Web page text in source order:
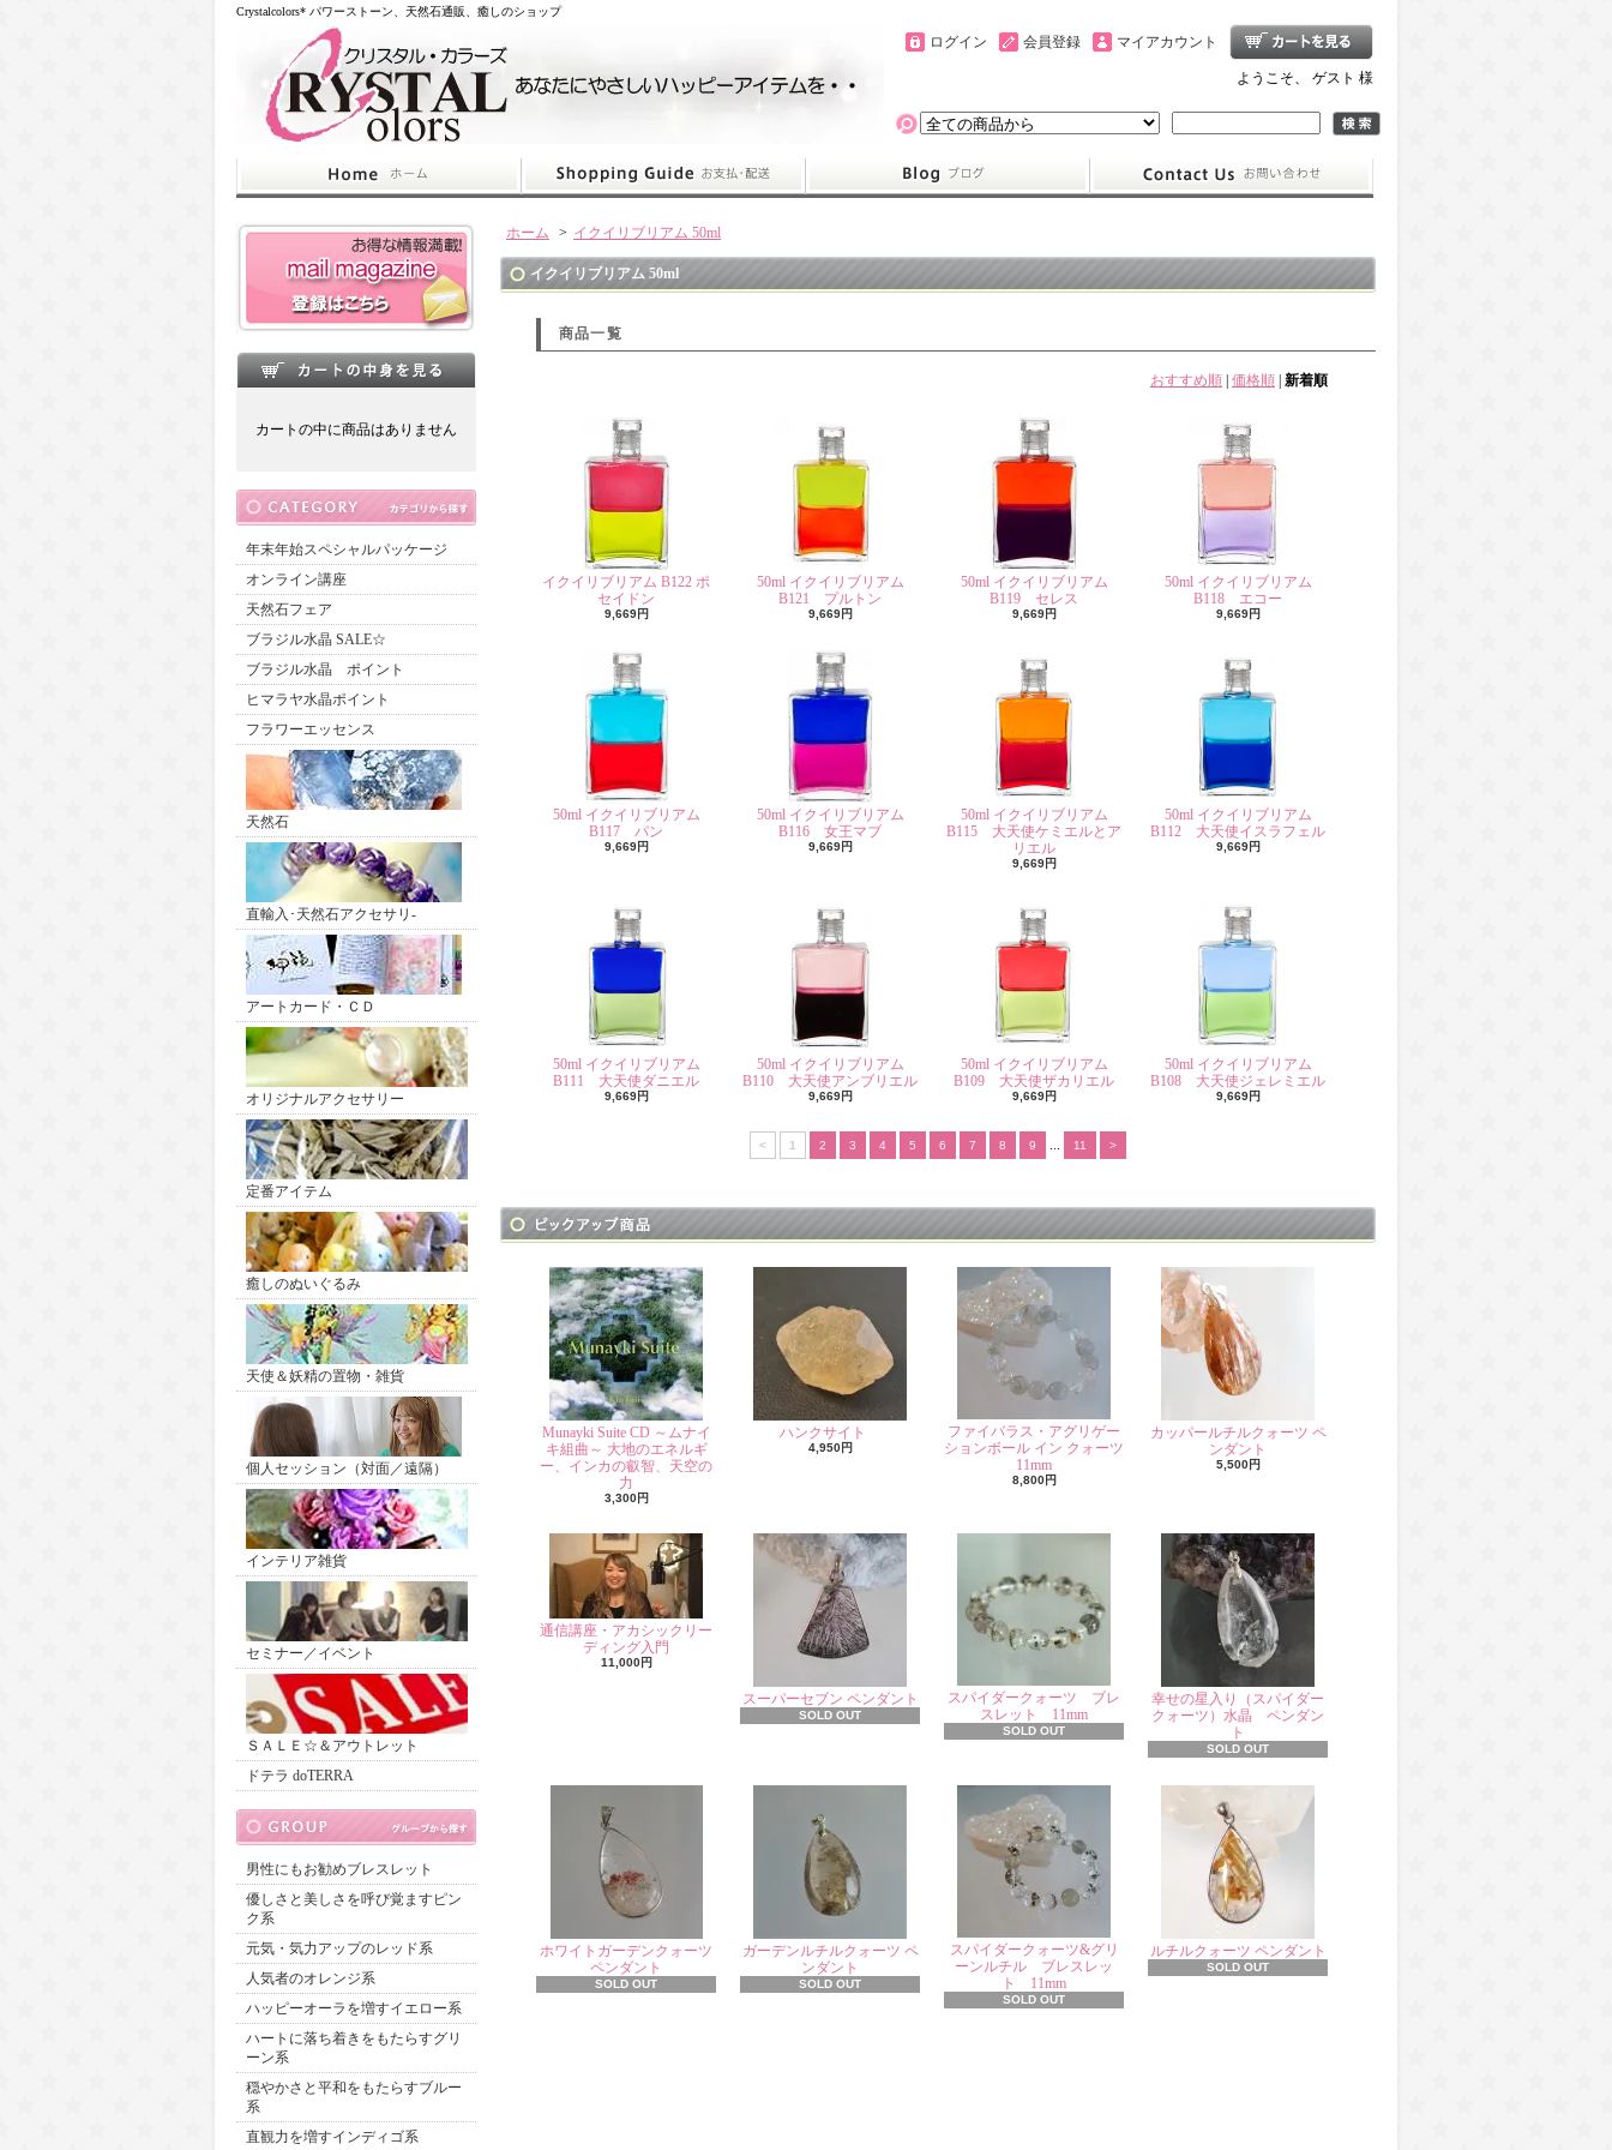
Crystalcolors* パワーストーン、天然石通販、癒しのショップ
マイアカウント
会員登録
ログイン
ようこそ、 ゲスト 様
カートの中に商品はありません
年末年始スペシャルパッケージ
オンライン講座
天然石フェア
ブラジル水晶 SALE☆
ブラジル水晶 ポイント
ヒマラヤ水晶ポイント
フラワーエッセンス
天然石
直輸入･天然石アクセサリ-
アートカード・ＣＤ
オリジナルアクセサリー
定番アイテム
癒しのぬいぐるみ
天使＆妖精の置物・雑貨
個人セッション（対面／遠隔）
インテリア雑貨
セミナー／イベント
ＳＡＬＥ☆＆アウトレット
ドテラ doTERRA
男性にもお勧めブレスレット
優しさと美しさを呼び覚ますピン
ク系
元気・気力アップのレッド系
人気者のオレンジ系
ハッピーオーラを増すイエロー系
ハートに落ち着きをもたらすグリ
ーン系
穏やかさと平和をもたらすブルー
系
直観力を増すインディゴ系
ホーム > イクイリブリアム 50ml
イクイリブリアム 50ml
商品一覧
おすすめ順 価格順 新着順
イクイリブリアム B122 ポ
セイドン
9,669円
50ml イクイリブリアム
B121 プルトン
9,669円
50ml イクイリブリアム
B119 セレス
9,669円
50ml イクイリブリアム
B118 エコー
9,669円
50ml イクイリブリアム
B117 パン
9,669円
50ml イクイリブリアム
B116 女王マブ
9,669円
50ml イクイリブリアム
B115 大天使ケミエルとア
リエル
9,669円
50ml イクイリブリアム
B112 大天使イスラフェル
9,669円
50ml イクイリブリアム
B111 大天使ダニエル
9,669円
50ml イクイリブリアム
B110 大天使アンブリエル
9,669円
50ml イクイリブリアム
B109 大天使ザカリエル
9,669円
50ml イクイリブリアム
B108 大天使ジェレミエル
9,669円
< 1 2 3 4 5 6 7 8 9 11 >
Munayki Suite CD ～ムナイ
キ組曲～ 大地のエネルギ
ー、インカの叡智、天空の
力
3,300円
ハンクサイト
4,950円
ファイバラス・アグリゲー
ションボール イン クォーツ
11mm
8,800円
カッパールチルクォーツ ペ
ンダント
5,500円
通信講座・アカシックリー
ディング入門
11,000円
スーパーセブン ペンダント
SOLD OUT
スパイダークォーツ ブレ
スレット 11mm
SOLD OUT
幸せの星入り（スパイダー
クォーツ）水晶 ペンダン
ト
SOLD OUT
ホワイトガーデンクォーツ
ペンダント
SOLD OUT
ガーデンルチルクォーツ ペ
ンダント
SOLD OUT
スパイダークォーツ&グリ
ーンルチル ブレスレッ
ト 11mm
SOLD OUT
ルチルクォーツ ペンダント
SOLD OUT